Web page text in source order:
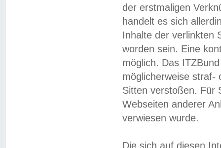
der erstmaligen
handelt es sich
Inhalte der verlinkten
worden sein. Eine
möglich. Das
möglicherweise straf-
Sitten verstoßen. Für
Webseiten anderer
verwiesen wurde.
Die sich auf diesen